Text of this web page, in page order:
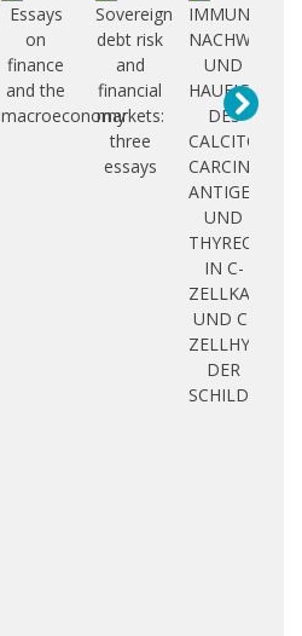
Essays
on
finance
and the
macroeconomy
Sovereign
debt risk
and
financial
markets:
three
essays
NACHWELS
UND
HAUFIGKEIT
DES
ANTIGENS
UND
IN C-
UND C-
DER